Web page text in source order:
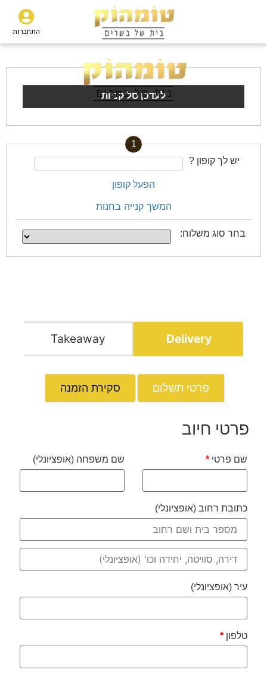
התחברות
לעדכן סל קניות
1
יש לך קופון ?
הפעל קופון
המשך קנייה בחנות
בחר סוג משלוח:
Delivery
Takeaway
פרטי תשלום סקירת הזמנה
פרטי חיוב
שם פרטי * שם משפחה (אופציונלי)
כתובת רחוב (אופציונלי)
עיר (אופציונלי)
טלפון *